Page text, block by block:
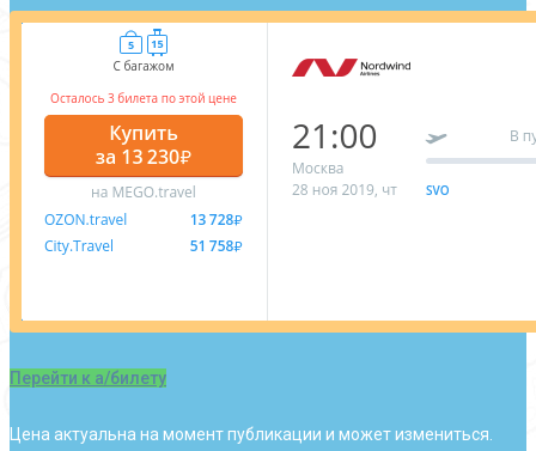
Перейти к а/билету
Цена актуальна на момент публикации и может измениться.